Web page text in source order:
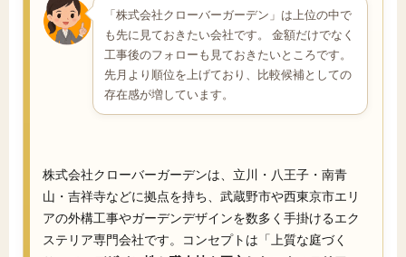
「株式会社クローバーガーデン」は上位の中で
も先に見ておきたい会社です。 金額だけでなく
工事後のフォローも見ておきたいところです。
先月より順位を上げており、比較候補としての
存在感が増しています。
株式会社クローバーガーデンは、立川・八王子・南青
山・吉祥寺などに拠点を持ち、武蔵野市や西東京市エリ
アの外構工事やガーデンデザインを数多く手掛けるエク
ステリア専門会社です。コンセプトは「上質な庭づく